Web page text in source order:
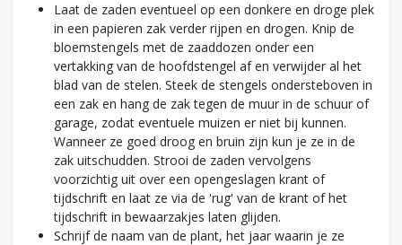
Laat de zaden eventueel op een donkere en droge plek
in een papieren zak verder rijpen en drogen. Knip de
bloemstengels met de zaaddozen onder een
vertakking van de hoofdstengel af en verwijder al het
blad van de stelen. Steek de stengels ondersteboven in
een zak en hang de zak tegen de muur in de schuur of
garage, zodat eventuele muizen er niet bij kunnen.
Wanneer ze goed droog en bruin zijn kun je ze in de
zak uitschudden. Strooi de zaden vervolgens
voorzichtig uit over een opengeslagen krant of
tijdschrift en laat ze via de 'rug' van de krant of het
tijdschrift in bewaarzakjes laten glijden.
Schrijf de naam van de plant, het jaar waarin je ze